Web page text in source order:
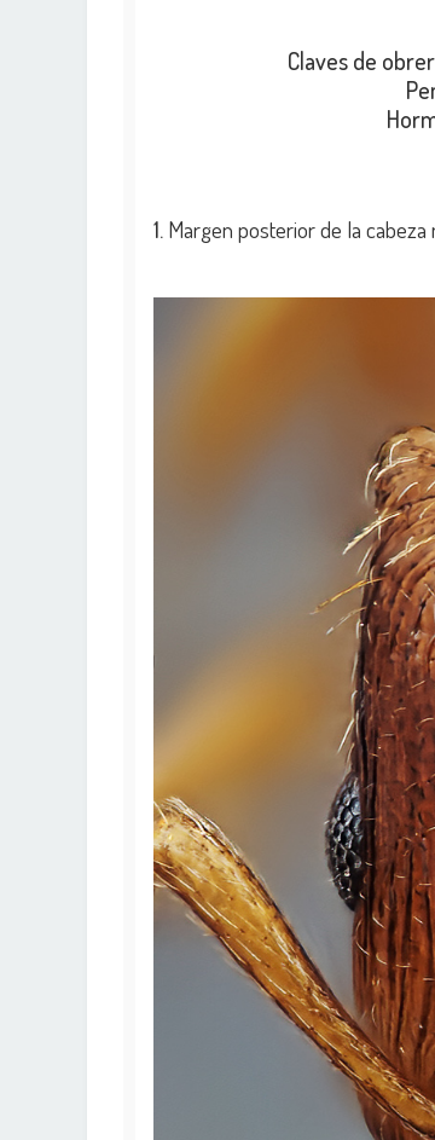
Claves de
1. Margen posterior de la cabeza